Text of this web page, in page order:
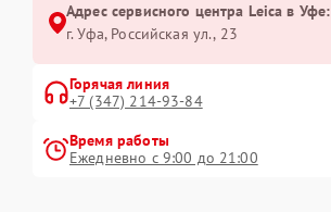
Адрес сервисного центра Leica в Уфе:
г. Уфа, Российская ул., 23
Горячая линия
+7 (347) 214-93-84
Время работы
Ежедневно с 9:00 до 21:00